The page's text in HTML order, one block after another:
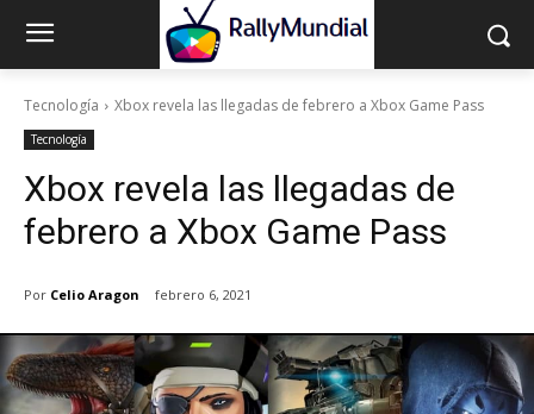
Tecnología Xbox revela las llegadas de febrero a Xbox Game Pass
Tecnología
Xbox revela las llegadas de
febrero a Xbox Game Pass
Por Celio Aragon febrero 6, 2021